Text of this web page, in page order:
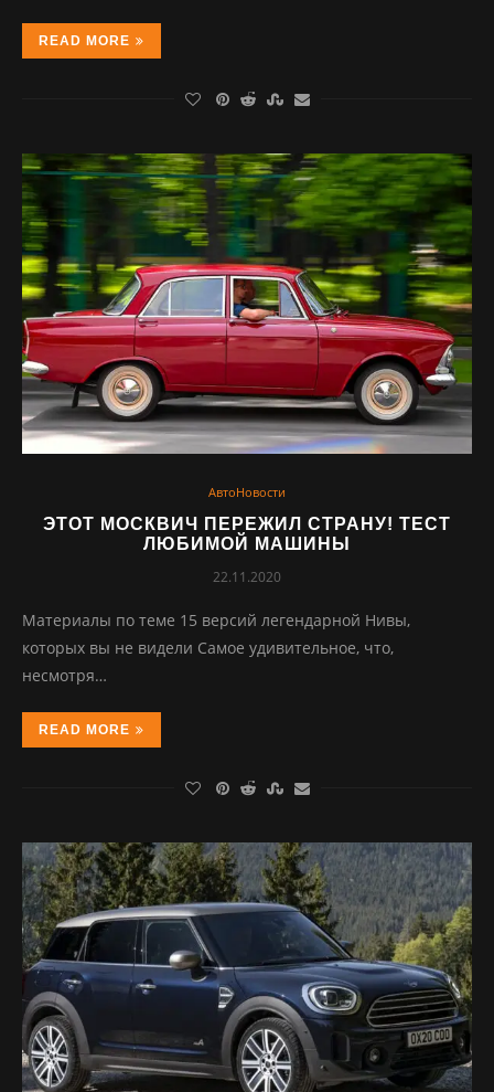
READ MORE
АвтоНовости
ЭТОТ МОСКВИЧ ПЕРЕЖИЛ СТРАНУ! ТЕСТ
ЛЮБИМОЙ МАШИНЫ
22.11.2020
Материалы по теме 15 версий легендарной Нивы,
которых вы не видели Самое удивительное, что,
несмотря…
READ MORE